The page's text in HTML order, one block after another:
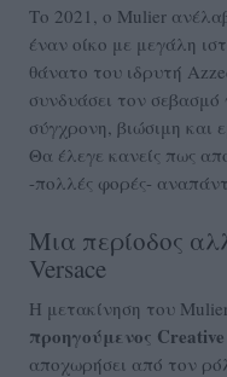
Το 2021, ο Mulier
έναν οίκο με μεγάλη
θάνατο του ιδρυτή
συνδυάσει τον
σύγχρονη, βιώσιμη και
Θα έλεγε κανείς πως
-πολλές φορές-
Μια περίοδος
Versace
Η μετακίνηση του
προηγούμενος
αποχωρήσει από τον